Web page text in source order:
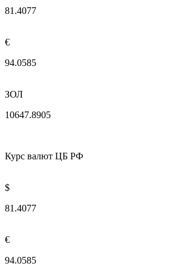
81.4077
€
94.0585
ЗОЛ
10647.8905
Курс валют ЦБ РФ
$
81.4077
€
94.0585